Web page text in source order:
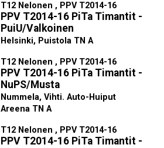
T12 Nelonen , PPV T2014-16
PPV T2014-16 PiTa Timantit -
PuiU/Valkoinen
Helsinki, Puistola TN A
T12 Nelonen , PPV T2014-16
PPV T2014-16 PiTa Timantit -
NuPS/Musta
Nummela, Vihti. Auto-Huiput
Areena TN A
T12 Nelonen , PPV T2014-16
PPV T2014-16 PiTa Timantit -